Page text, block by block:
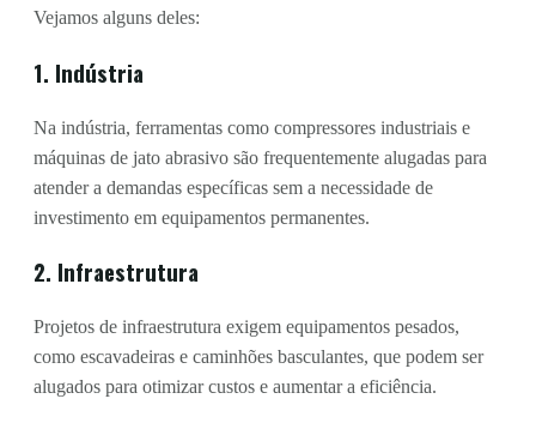
Vejamos alguns deles:
1. Indústria
Na indústria, ferramentas como compressores industriais e
máquinas de jato abrasivo são frequentemente alugadas para
atender a demandas específicas sem a necessidade de
investimento em equipamentos permanentes.
2. Infraestrutura
Projetos de infraestrutura exigem equipamentos pesados,
como escavadeiras e caminhões basculantes, que podem ser
alugados para otimizar custos e aumentar a eficiência.